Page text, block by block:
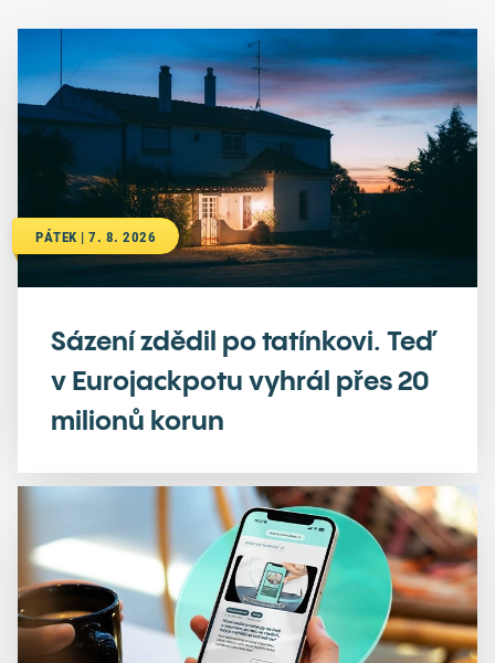
PÁTEK | 7. 8. 2026
Sázení zdědil po tatínkovi. Teď
v Eurojackpotu vyhrál přes 20
milionů korun